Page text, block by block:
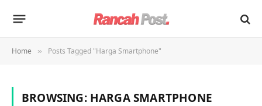
Home » Posts Tagged "Harga Smartphone"
BROWSING: HARGA SMARTPHONE